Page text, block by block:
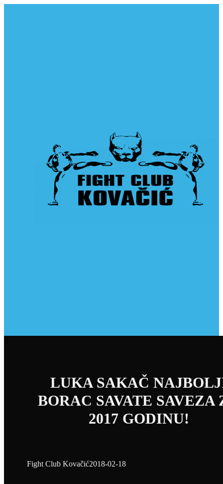
LUKA SAKAČ
BORAC SAVATE SAVEZA
2017 GODINU!
Fight Club Kovačić2018-02-18